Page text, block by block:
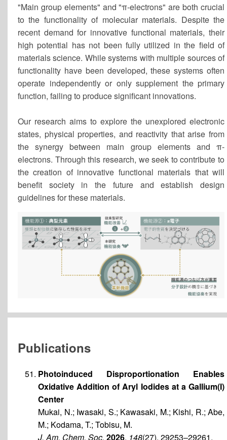
"Main group elements" and "π-electrons" are both crucial
to the functionality of molecular materials. Despite the
recent demand for innovative functional materials, their
high potential has not been fully utilized in the field of
materials science. While systems with multiple sources of
functionality have been developed, these systems often
operate independently or only supplement the primary
function, failing to produce significant innovations.
Our research aims to explore the unexplored electronic
states, physical properties, and reactivity that arise from
the synergy between main group elements and π-
electrons. Through this research, we seek to contribute to
the creation of innovative functional materials that will
benefit society in the future and establish design
guidelines for these materials.
Publications
Photoinduced Disproportionation Enables
Oxidative Addition of Aryl Iodides at a Gallium(I)
Center
Mukai, N.; Iwasaki, S.; Kawasaki, M.; Kishi, R.; Abe,
M.; Kodama, T.; Tobisu, M.
J. Am. Chem. Soc. 2026, 148(27), 29253–29261.